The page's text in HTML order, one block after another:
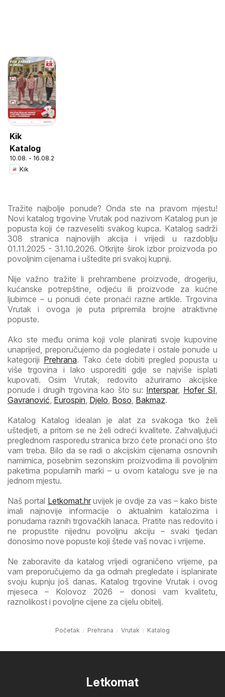
Kik
Katalog
10.08. - 16.08.2026
Kik
Tražite najbolje ponude? Onda ste na pravom mjestu!
Novi katalog trgovine Vrutak pod nazivom Katalog pun je
popusta koji će razveseliti svakog kupca. Katalog sadrži
308 stranica najnovijih akcija i vrijedi u razdoblju
01.11.2025 - 31.10.2026. Otkrijte širok izbor proizvoda po
povoljnim cijenama i uštedite pri svakoj kupnji.
Nije važno tražite li prehrambene proizvode, drogeriju,
kućanske potrepštine, odjeću ili proizvode za kućne
ljubimce – u ponudi ćete pronaći razne artikle. Trgovina
Vrutak i ovoga je puta pripremila brojne atraktivne
popuste.
Ako ste među onima koji vole planirati svoje kupovine
unaprijed, preporučujemo da pogledate i ostale ponude u
kategoriji Prehrana. Tako ćete dobiti pregled popusta u
više trgovina i lako usporediti gdje se najviše isplati
kupovati. Osim Vrutak, redovito ažuriramo akcijske
ponude i drugih trgovina kao što su: Interspar, Hofer SI,
Gavranović, Eurospin, Djelo, Boso, Bakmaz.
Katalog Katalog idealan je alat za svakoga tko želi
uštedjeti, a pritom se ne želi odreći kvalitete. Zahvaljujući
preglednom rasporedu stranica brzo ćete pronaći ono što
vam treba. Bilo da se radi o akcijskim cijenama osnovnih
namirnica, posebnim sezonskim proizvodima ili povoljnim
paketima popularnih marki – u ovom katalogu sve je na
jednom mjestu.
Naš portal Letkomat.hruvijek je ovdje za vas – kako biste
imali najnovije informacije o aktualnim katalozima i
ponudama raznih trgovačkih lanaca. Pratite nas redovito i
ne propustite nijednu povoljnu akciju – svaki tjedan
donosimo nove popuste koji štede vaš novac i vrijeme.
Ne zaboravite da katalog vrijedi ograničeno vrijeme, pa
vam preporučujemo da ga odmah pregledate i isplanirate
svoju kupnju još danas. Katalog trgovine Vrutak i ovog
mjeseca – Kolovoz 2026 – donosi vam kvalitetu,
raznolikost i povoljne cijene za cijelu obitelj.
Početak Prehrana Vrutak Katalog
Letkomat